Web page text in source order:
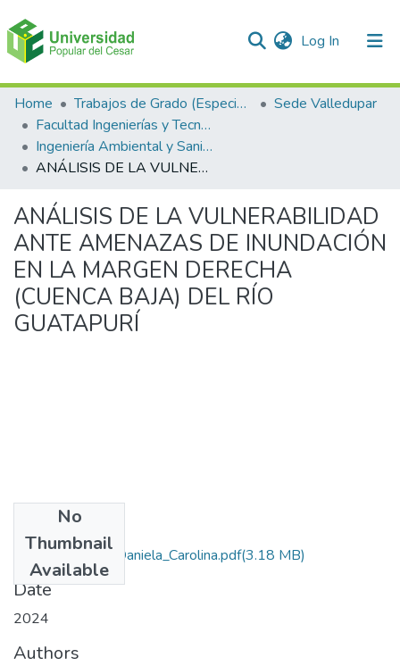
Log In (current)
Communities & Collections
All of DSpace
Statistics
Home Trabajos de Grado (Especializaciones y Pregrados)
Sede Valledupar
Facultad Ingenierías y Tecnologías
Ingeniería Ambiental y Sanitaria.
ANÁLISIS DE LA VULNERABILIDAD ANTE AMENAZAS DE INUNDACIÓN EN LA MARGEN DERECHA (CUENCA BAJA) DEL RÍO GUATAPURÍ
ANÁLISIS DE LA VULNERABILIDAD
ANTE AMENAZAS DE INUNDACIÓN
EN LA MARGEN DERECHA
(CUENCA BAJA) DEL RÍO
GUATAPURÍ
No
Thumbnail
Available
Meza_Fontalvo_Daniela_Carolina.pdf(3.18 MB)
Date
2024
Authors